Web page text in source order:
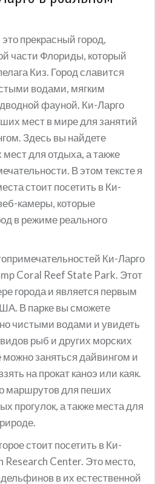
прекрасный город,
части Флориды, который
Киз. Город славится
водами, мягким
фауной. Ки-Ларго
мест в мире для занятий
Здесь вы найдете
для отдыха, а также
В этом тексте я
стоит посетить в Ки-
камеры, которые
в режиме реального
Ки-Ларго
Coral Reef State Park. Этот
города и является первым
В парке вы сможете
чистыми водами и увидеть
рыб и других морских
заняться дайвингом и
на прокат каноэ или каяк.
маршрутов для пеших
прогулок, а также места для
стоит посетить в Ки-
Research Center. Это место,
в их естественной